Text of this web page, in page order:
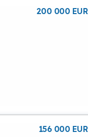
200 000 EUR
156 000 EUR